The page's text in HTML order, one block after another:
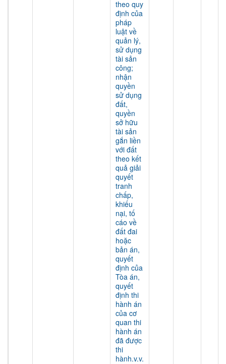
theo quy
định của
pháp
luật về
quản lý,
sử dụng
tài sản
công;
nhận
quyền
sử dụng
đất,
quyền
sở hữu
tài sản
gắn liền
với đất
theo kết
quả giải
quyết
tranh
chấp,
khiếu
nại, tố
cáo về
đất đai
hoặc
bản án,
quyết
định của
Tòa án,
quyết
định thi
hành án
của cơ
quan thi
hành án
đã được
thi
hành.v.v.